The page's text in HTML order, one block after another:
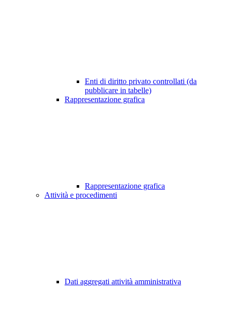
Enti di diritto privato controllati (da
pubblicare in tabelle)
Rappresentazione grafica
Rappresentazione grafica
Attività e procedimenti
Dati aggregati attività amministrativa